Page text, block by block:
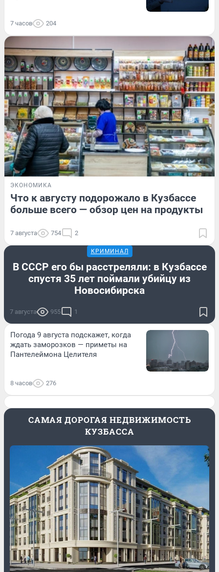
7 часов 204
ЭКОНОМИКА
Что к августу подорожало в Кузбассе
больше всего — обзор цен на продукты
7 августа 754 2
КРИМИНАЛ
В СССР его бы расстреляли: в Кузбассе
спустя 35 лет поймали убийцу из
Новосибирска
7 августа 955 1
Погода 9 августа подскажет, когда
ждать заморозков — приметы на
Пантелеймона Целителя
8 часов 276
САМАЯ ДОРОГАЯ НЕДВИЖИМОСТЬ
КУЗБАССА